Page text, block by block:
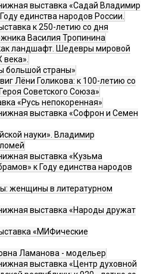
выставка «Садай Владимир
единства народов России.
к 250-летию со дня
Василия Тропинина
ландшафт. Шедевры мировой
века».
большой страны»
Лёни Голикова: к 100-летию со
Советского Союза»
«Русь непокоренная»
выставка «Софрон и Семен
науки». Владимир
выставка «Кузьма
к Году единства народов
женщины в литературном
выставка «Народы дружат
«МИФические
Ламанова - модельер
выставка «Центр духовной